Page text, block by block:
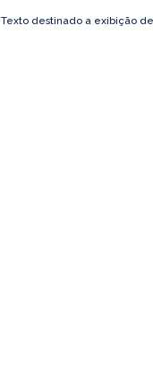
Texto destinado a exibição